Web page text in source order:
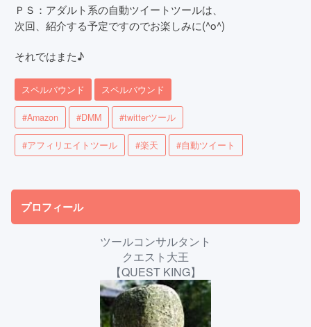
ＰＳ：アダルト系の自動ツイートツールは、
次回、紹介する予定ですのでお楽しみに(^o^)
それではまた♪
スペルバウンド スペルバウンド
#Amazon #DMM #twitterツール
#アフィリエイトツール #楽天 #自動ツイート
プロフィール
ツールコンサルタント
クエスト大王
【QUEST KING】